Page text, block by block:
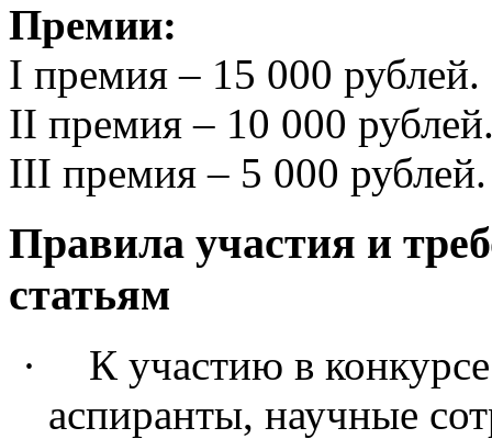
Премии:
I премия – 15 000 рублей.
II премия – 10 000
III премия – 5 000 рублей.
Правила участия и т
статьям
·
К участию в
аспиранты, научные